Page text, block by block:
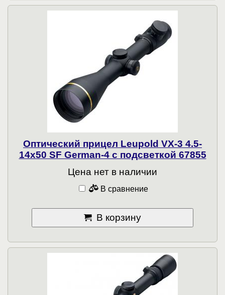
Оптический прицел Leupold VX-3 4.5-
14x50 SF German-4 с подсветкой 67855
Цена нет в наличии
В сравнение
В корзину